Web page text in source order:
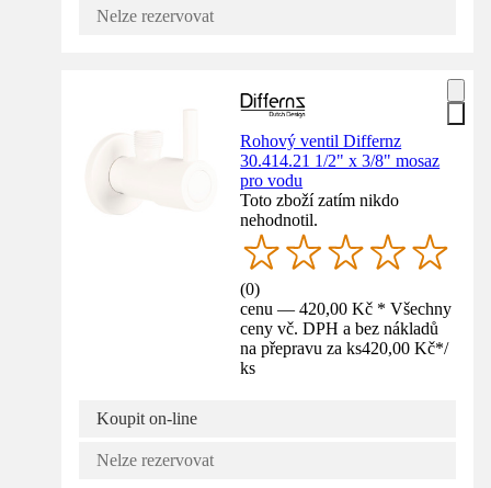
Nelze rezervovat
Rohový ventil Differnz
30.414.21 1/2" x 3/8" mosaz
pro vodu
Toto zboží zatím nikdo
nehodnotil.
(0)
cenu — 420,00 Kč * Všechny
ceny vč. DPH a bez nákladů
na přepravu za ks420,00 Kč*/
ks
Koupit on-line
Nelze rezervovat